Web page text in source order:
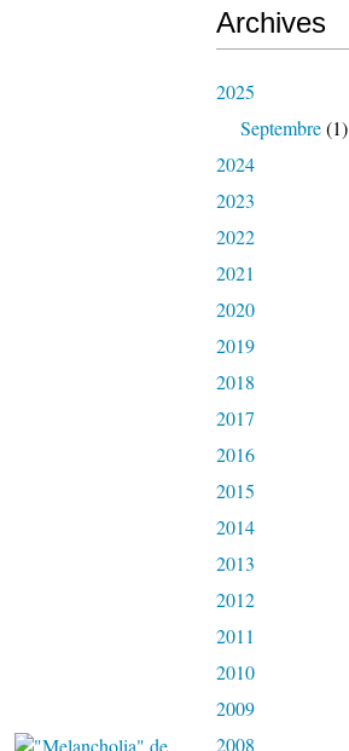
Archives
2025
Septembre(1)
2024
2023
2022
2021
2020
2019
2018
2017
2016
2015
2014
2013
2012
2011
2010
2009
2008